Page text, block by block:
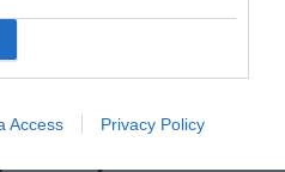
Access Privacy Policy
Μίνα Καραμήτρου –